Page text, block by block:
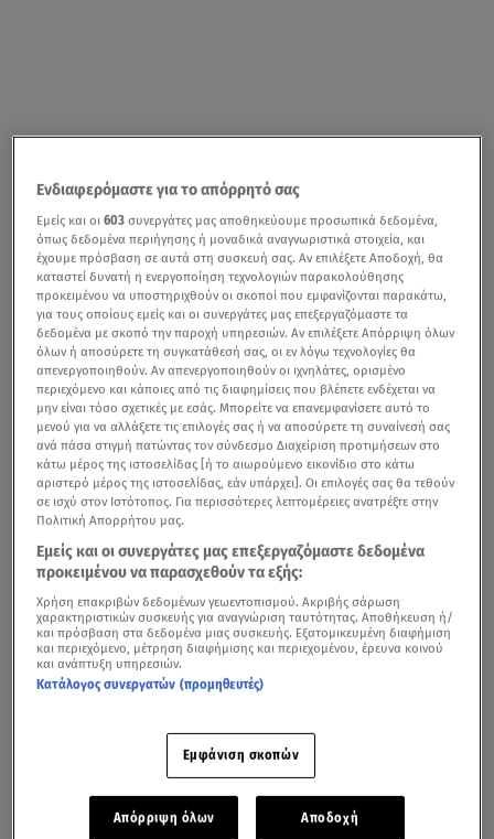
Ενδιαφερόμαστε για το απόρρητό σας
Εμείς και οι603 συνεργάτες μας αποθηκεύουμε προσωπικά δεδομένα,
όπως δεδομένα περιήγησης ή μοναδικά αναγνωριστικά στοιχεία, και
έχουμε πρόσβαση σε αυτά στη συσκευή σας. Αν επιλέξετε Αποδοχή, θα
καταστεί δυνατή η ενεργοποίηση τεχνολογιών παρακολούθησης
προκειμένου να υποστηριχθούν οι σκοποί που εμφανίζονται παρακάτω,
για τους οποίους εμείς και οι συνεργάτες μας επεξεργαζόμαστε τα
δεδομένα με σκοπό την παροχή υπηρεσιών. Αν επιλέξετε Απόρριψη όλων
όλων ή αποσύρετε τη συγκατάθεσή σας, οι εν λόγω τεχνολογίες θα
απενεργοποιηθούν. Αν απενεργοποιηθούν οι ιχνηλάτες, ορισμένο
περιεχόμενο και κάποιες από τις διαφημίσεις που βλέπετε ενδέχεται να
μην είναι τόσο σχετικές με εσάς. Μπορείτε να επανεμφανίσετε αυτό το
μενού για να αλλάξετε τις επιλογές σας ή να αποσύρετε τη συναίνεσή σας
ανά πάσα στιγμή πατώντας τον σύνδεσμο Διαχείριση προτιμήσεων στο
κάτω μέρος της ιστοσελίδας [ή το αιωρούμενο εικονίδιο στο κάτω
αριστερό μέρος της ιστοσελίδας, εάν υπάρχει]. Οι επιλογές σας θα τεθούν
σε ισχύ στον Ιστότοπος. Για περισσότερες λεπτομέρειες ανατρέξτε στην
Πολιτική Απορρήτου μας.
Εμείς και οι συνεργάτες μας επεξεργαζόμαστε δεδομένα
προκειμένου να παρασχεθούν τα εξής:
Χρήση επακριβών δεδομένων γεωεντοπισμού. Ακριβής σάρωση
χαρακτηριστικών συσκευής για αναγνώριση ταυτότητας. Αποθήκευση ή/
και πρόσβαση στα δεδομένα μιας συσκευής. Εξατομικευμένη διαφήμιση
και περιεχόμενο, μέτρηση διαφήμισης και περιεχομένου, έρευνα κοινού
και ανάπτυξη υπηρεσιών.
Κατάλογος συνεργατών (προμηθευτές)
Εμφάνιση σκοπών
Απόρριψη όλων Αποδοχή